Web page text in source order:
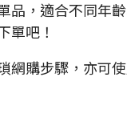
品，適合不同年
單吧！
網購步驟，亦可